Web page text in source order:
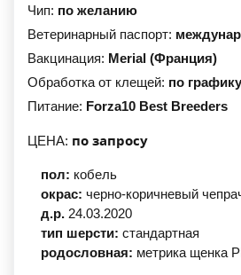
Чип: по желанию
Ветеринарный паспорт:
Вакцинация: Merial (Франция)
Обработка от клещей: по графику
Питание: Forza10 Best Breeders
ЦЕНА: по запросу
пол: кобель
окрас: черно-коричневый
д.р. 24.03.2020
тип шерсти: стандартная
родословная: метрика щенка